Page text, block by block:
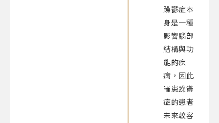
躁鬱症本
身是一種
影響腦部
結構與功
能的疾
病，因此
罹患躁鬱
症的患者
未來較容